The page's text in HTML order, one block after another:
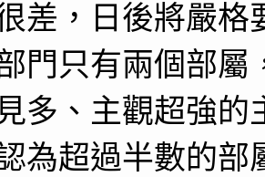
差，日後將嚴
門只有兩個部
多、主觀超強
為超過半數的